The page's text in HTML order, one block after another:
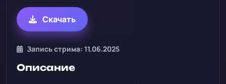
Скачать
Запись стрима: 11.06.2025
Описание